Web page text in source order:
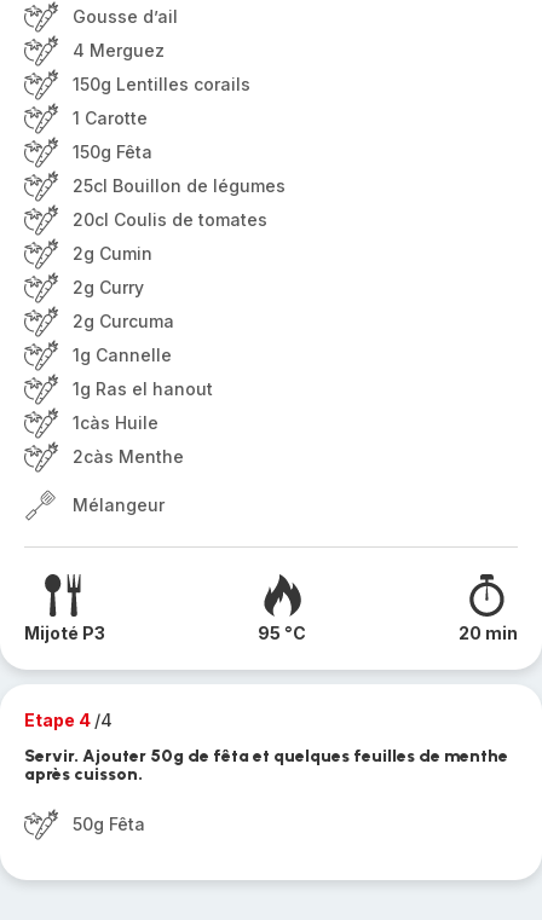
Gousse d’ail
4 Merguez
150g Lentilles corails
1 Carotte
150g Fêta
25cl Bouillon de légumes
20cl Coulis de tomates
2g Cumin
2g Curry
2g Curcuma
1g Cannelle
1g Ras el hanout
1càs Huile
2càs Menthe
Mélangeur
Mijoté P3 95 °C 20 min
Etape 4 /4
Servir. Ajouter 50g de fêta et quelques feuilles de menthe
après cuisson.
50g Fêta